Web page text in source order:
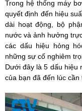
Trong hệ thống máy
quyết định đến hiệu
dài hoạt động, bộ
nước và ảnh hưởng
các dấu hiệu hỏng
những sự cố nghiêm
Dưới đây là5 dấu hiệu
của bạn đã đến lúc cần